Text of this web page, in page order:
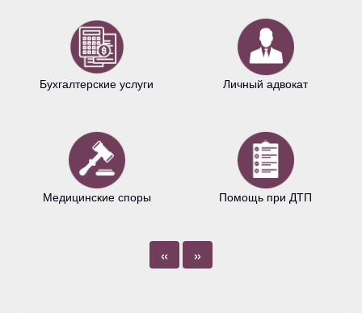
Бухгалтерские услуги
Медицинские споры
Личный адвокат
Помощь при ДТП
« »